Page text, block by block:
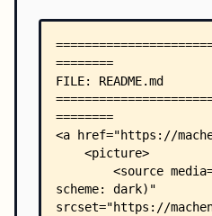
│       ├──
    │       └── src/
│           ├──
│           └──
    ├── examples/
│   ├── core-
│   │   ├──
│   │   ├──
│   │   └──
│   ├── core-
│   │   ├──